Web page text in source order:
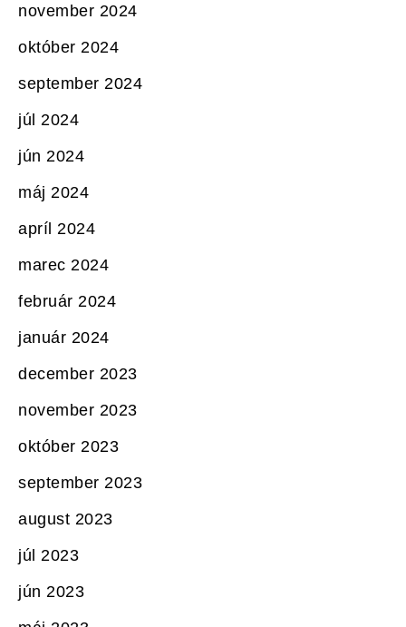
november 2024
október 2024
september 2024
júl 2024
jún 2024
máj 2024
apríl 2024
marec 2024
február 2024
január 2024
december 2023
november 2023
október 2023
september 2023
august 2023
júl 2023
jún 2023